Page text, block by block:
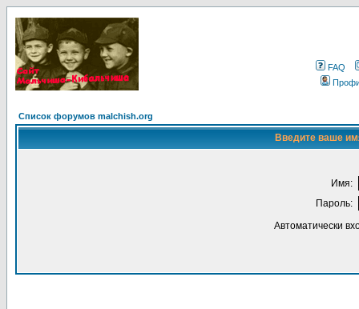
FAQ
Список форумов malchish.org
Введите ваше
Имя:
Пароль:
Автоматически